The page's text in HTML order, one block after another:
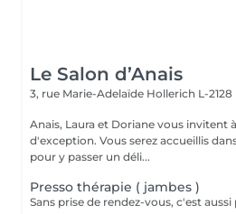
Le Salon d’Anais
3, rue Marie-Adelaïde Hollerich L-2128
Anais, Laura et Doriane vous invitent
d'exception. Vous serez accueillis dans un cadre raffiné et feutré
pour y passer un déli...
Presso thérapie ( jambes )